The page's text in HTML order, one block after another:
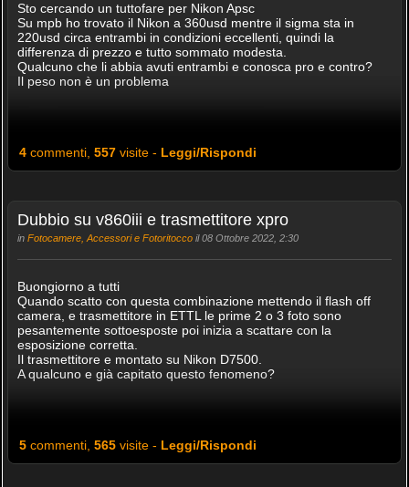
Sto cercando un tuttofare per Nikon Apsc
Su mpb ho trovato il Nikon a 360usd mentre il sigma sta in
220usd circa entrambi in condizioni eccellenti, quindi la
differenza di prezzo e tutto sommato modesta.
Qualcuno che li abbia avuti entrambi e conosca pro e contro?
Il peso non è un problema
4commenti, 557visite - Leggi/Rispondi
Dubbio su v860iii e trasmettitore xpro
in Fotocamere, Accessori e Fotoritoccoil 08 Ottobre 2022, 2:30
Buongiorno a tutti
Quando scatto con questa combinazione mettendo il flash off
camera, e trasmettitore in ETTL le prime 2 o 3 foto sono
pesantemente sottoesposte poi inizia a scattare con la
esposizione corretta.
Il trasmettitore e montato su Nikon D7500.
A qualcuno e già capitato questo fenomeno?
5commenti, 565visite - Leggi/Rispondi